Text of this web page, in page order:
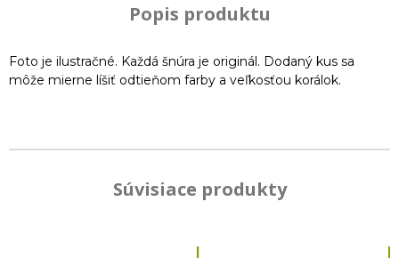
Popis produktu
Foto je ilustračné. Každá šnúra je originál. Dodaný kus sa
môže mierne líšiť odtieňom farby a veľkosťou korálok.
Súvisiace produkty